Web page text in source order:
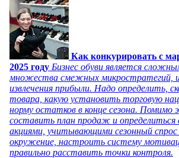
Как конкурировать с
2025 году Бизнес обуви является
множества смежных микростратегий,
извлечения прибыли. Надо определить,
товара, какую установить торговую
норму остатков в конце сезона. Помимо
составить план продаж и
акциями, учитывающими сезонный спрос
окружение, настроить систему
правильно расставить точки контроля.